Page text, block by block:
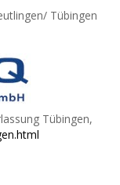
Tübingen
Tübingen,